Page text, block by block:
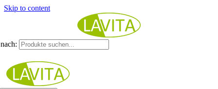
Skip to content